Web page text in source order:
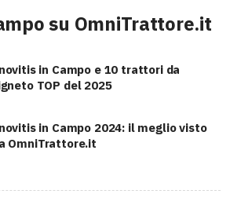
su OmniTrattore.it
in Campo e 10 trattori da
TOP del 2025
in Campo 2024: il meglio visto
OmniTrattore.it